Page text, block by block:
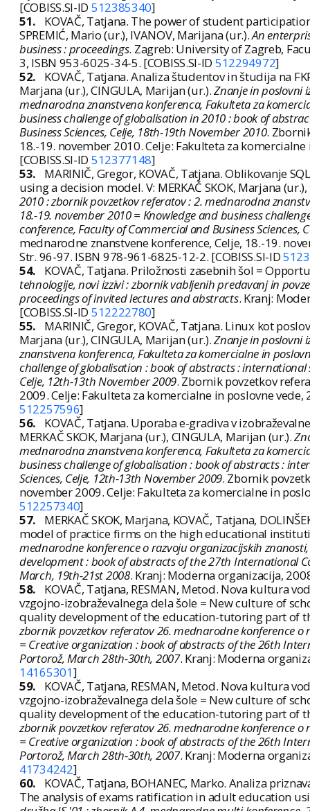
[COBISS.SI-ID 512385340]
51.
KOVAČ, Tatjana. The power of student
SPREMIĆ, Mario (ur.), IVANOV, Marijana (ur.).An
business : proceedings. Zagreb: University of Zagreb,
3, ISBN 953-6025-34-5. [COBISS.SI-ID 512294972]
52.
KOVAČ, Tatjana. Analiza študentov in študija na
Marjana (ur.), CINGULA, Marijan (ur.).Znanje in poslovni
mednarodna znanstvena konferenca, Fakulteta za
business challenge of globalisation in 2010 : book of
Business Sciences, Celje, 18th-19th November 2010.
18.-19. november 2010. Celje: Fakulteta za
[COBISS.SI-ID 512377148]
53.
MARINIČ, Gregor, KOVAČ, Tatjana. Oblikovanje
using a decision model. V: MERKAČ SKOK, Marjana
2010 : zbornik povzetkov referatov : 2. mednarodna
18.-19. november 2010 = Knowledge and business
conference, Faculty of Commercial and Business Sciences,
mednarodne znanstvene konference, Celje, 18.-19.
Str. 96-97. ISBN 978-961-6825-12-2. [COBISS.SI-ID
54.
KOVAČ, Tatjana. Priložnosti zasebnih šol =
tehnologije, novi izzivi : zbornik vabljenih predavanj in
proceedings of invited lectures and abstracts. Kranj:
[COBISS.SI-ID 512222780]
55.
MARINIČ, Gregor, KOVAČ, Tatjana. Linux kot
Marjana (ur.), CINGULA, Marijan (ur.).Znanje in poslovni
znanstvena konferenca, Fakulteta za komercialne in
challenge of globalisation : book of abstracts :
Celje, 12th-13th November 2009. Zbornik povzetkov
2009. Celje: Fakulteta za komercialne in poslovne
512257596]
56.
KOVAČ, Tatjana. Uporaba e-gradiva v
MERKAČ SKOK, Marjana (ur.), CINGULA, Marijan (ur.).
mednarodna znanstvena konferenca, Fakulteta za
business challenge of globalisation : book of abstracts :
Sciences, Celje, 12th-13th November 2009. Zbornik
november 2009. Celje: Fakulteta za komercialne in
512257340]
57.
MERKAČ SKOK, Marjana, KOVAČ, Tatjana,
model of practice firms on the high educational
mednarodne konference o razvoju organizacijskih
development : book of abstracts of the 27th International
March, 19th-21st 2008. Kranj: Moderna organizacija,
58.
KOVAČ, Tatjana, RESMAN, Metod. Nova kultura
vzgojno-izobraževalnega dela šole = New culture of
quality development of the education-tutoring part of
zbornik povzetkov referatov 26. mednarodne konference
= Creative organization : book of abstracts of the 26th
Portorož, March 28th-30th, 2007. Kranj: Moderna
14165301]
59.
KOVAČ, Tatjana, RESMAN, Metod. Nova kultura
vzgojno-izobraževalnega dela šole = New culture of
quality development of the education-tutoring part of
zbornik povzetkov referatov 26. mednarodne konference
= Creative organization : book of abstracts of the 26th
Portorož, March 28th-30th, 2007. Kranj: Moderna
41734242]
60.
KOVAČ, Tatjana, BOHANEC, Marko. Analiza
The analysis of exams ratification in adult education